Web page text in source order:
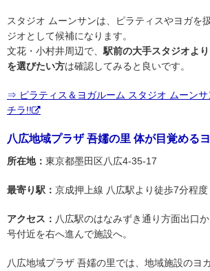
スタジオ ムーンサンは、ピラティスやヨガを
ジオとして候補になります。
文花・小村井周辺で、 駅前の大手スタジオよ
を選びたい方は確認してみると良いです。
⇒ ピラティス＆ヨガルーム スタジオ ムーンサ
チラ!!
八広地域プラザ 吾嬬の里 体が目覚める
所在地： 東京都墨田区八広4-35-17
最寄り駅： 京成押上線 八広駅より徒歩7分程度
アクセス： 八広駅のはなみずき通り方面出口
号付近を右へ進んで施設へ。
八広地域プラザ 吾嬬の里では、地域施設のヨ